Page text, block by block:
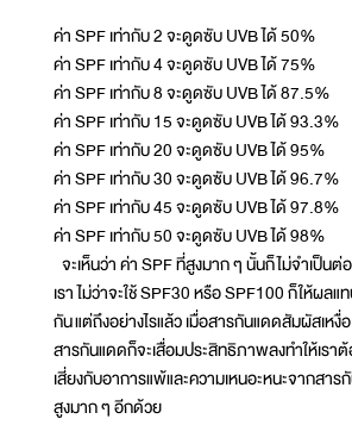
ค่า SPF เท่ากับ 2 จะดูดซับ UVB ได้ 50%
ค่า SPF เท่ากับ 4 จะดูดซับ UVB ได้ 75%
ค่า SPF เท่ากับ 8 จะดูดซับ UVB ได้ 87.5%
ค่า SPF เท่ากับ 15 จะดูดซับ UVB ได้ 93.3%
ค่า SPF เท่ากับ 20 จะดูดซับ UVB ได้ 95%
ค่า SPF เท่ากับ 30 จะดูดซับ UVB ได้ 96.7%
ค่า SPF เท่ากับ 45 จะดูดซับ UVB ได้ 97.8%
ค่า SPF เท่ากับ 50 จะดูดซับ UVB ได้ 98%
จะเห็นว่า ค่า SPF ที่สูงมาก ๆ นั้นก็ไม่จำเป็น
เรา ไม่ว่าจะใช้ SPF30 หรือ SPF100 ก็ให้ผลแ
กัน แต่ถึงอย่างไรแล้ว เมื่อสารกันแดดสัมผัสเหงื่
สารกันแดดก็จะเสื่อมประสิทธิภาพลงทำให้เรา
เสี่ยงกับอาการแพ้และความเหนอะหนะจากสา
สูงมาก ๆ อีกด้วย